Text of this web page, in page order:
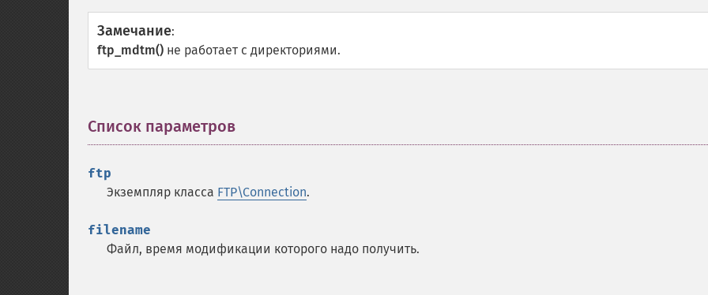
Замечание:
ftp_mdtm() не работает с директориями.
Список параметров
ftp
Экземпляр класса FTP\Connection.
filename
Файл, время модификации которого надо получить.